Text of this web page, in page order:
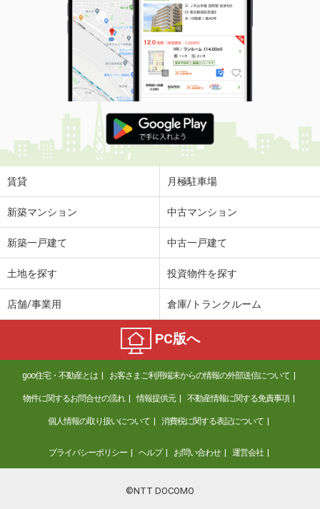
賃貸 月極駐車場
新築マンション 中古マンション
新築一戸建て 中古一戸建て
土地を探す 投資物件を探す
店舗/事業用 倉庫/トランクルーム
PC版へ
goo住宅・不動産とは お客さまご利用端末からの情報の外部送信について
物件に関するお問合せの流れ 情報提供元 不動産情報に関する免責事項
個人情報の取り扱いについて 消費税に関する表記について
プライバシーポリシー ヘルプ お問い合わせ 運営会社
©NTT DOCOMO